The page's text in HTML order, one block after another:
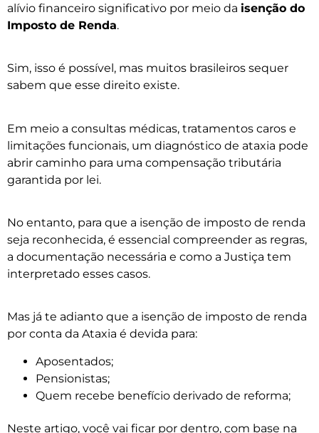
alívio financeiro significativo por meio da isenção do
Imposto de Renda.
Sim, isso é possível, mas muitos brasileiros sequer
sabem que esse direito existe.
Em meio a consultas médicas, tratamentos caros e
limitações funcionais, um diagnóstico de ataxia pode
abrir caminho para uma compensação tributária
garantida por lei.
No entanto, para que a isenção de imposto de renda
seja reconhecida, é essencial compreender as regras,
a documentação necessária e como a Justiça tem
interpretado esses casos.
Mas já te adianto que a isenção de imposto de renda
por conta da Ataxia é devida para:
Aposentados;
Pensionistas;
Quem recebe benefício derivado de reforma;
Neste artigo, você vai ficar por dentro, com base na